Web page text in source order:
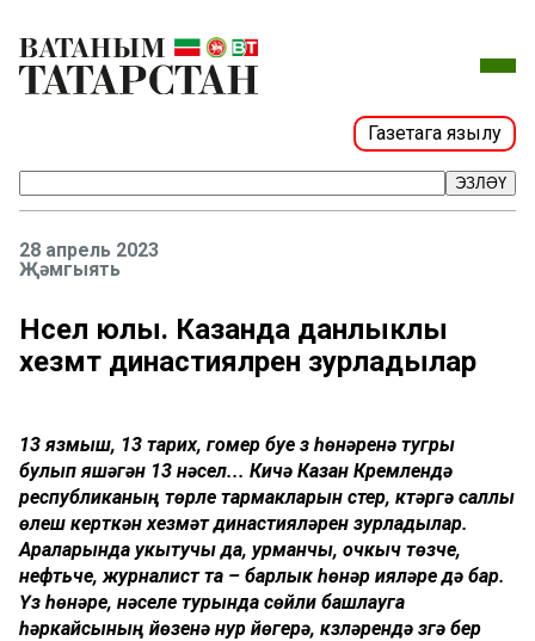
Газетага язылу
ЭЗЛӘҮ
28 апрель 2023
Җәмгыять
Нәсел юлы. Казанда данлыклы
хезмәт династияләрен зурладылар
13 язмыш, 13 тарих, гомер буе үз һөнәренә тугры
булып яшәгән 13 нәсел... Кичә Казан Кремлендә
республиканың төрле тармакларын үстерү, күтәрүгә саллы
өлеш керткән хезмәт династияләрен зурладылар.
Араларында укытучы да, урманчы, очкыч төзүче,
нефтьче, журналист та – барлык һөнәр ияләре дә бар.
Үз һөнәре, нәселе турында сөйли башлауга
һәркайсының йөзенә нур йөгерә, күзләрендә үзгә бер